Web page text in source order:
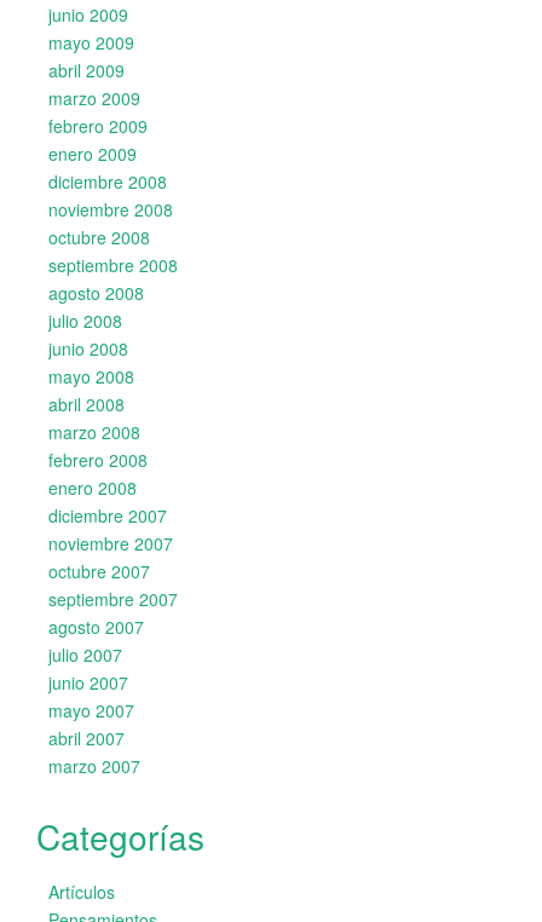
junio 2009
mayo 2009
abril 2009
marzo 2009
febrero 2009
enero 2009
diciembre 2008
noviembre 2008
octubre 2008
septiembre 2008
agosto 2008
julio 2008
junio 2008
mayo 2008
abril 2008
marzo 2008
febrero 2008
enero 2008
diciembre 2007
noviembre 2007
octubre 2007
septiembre 2007
agosto 2007
julio 2007
junio 2007
mayo 2007
abril 2007
marzo 2007
Categorías
Artículos